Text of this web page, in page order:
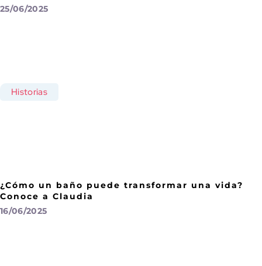
25/06/2025
¿Cómo un baño puede transformar una vida?
Conoce a Claudia
16/06/2025
Historias